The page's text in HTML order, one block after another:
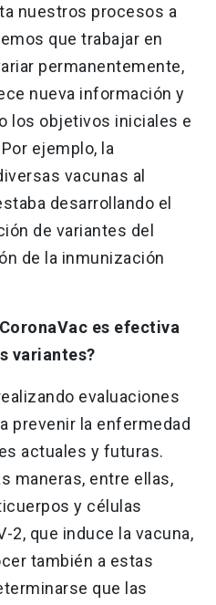
nuestros procesos a
que trabajar en
permanentemente,
nueva información y
los objetivos iniciales e
ejemplo, la
vacunas al
desarrollando el
de variantes del
de la inmunización
es efectiva
variantes?
evaluaciones
prevenir la enfermedad
actuales y futuras.
maneras, entre ellas,
y células
2, que induce la vacuna,
también a estas
que las